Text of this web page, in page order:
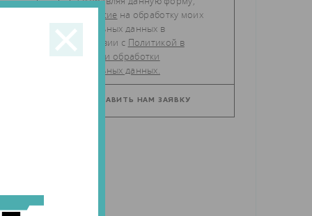
согласие
персональных данных в
соответствии с Политикой в
отношении обработки
персональных данных.